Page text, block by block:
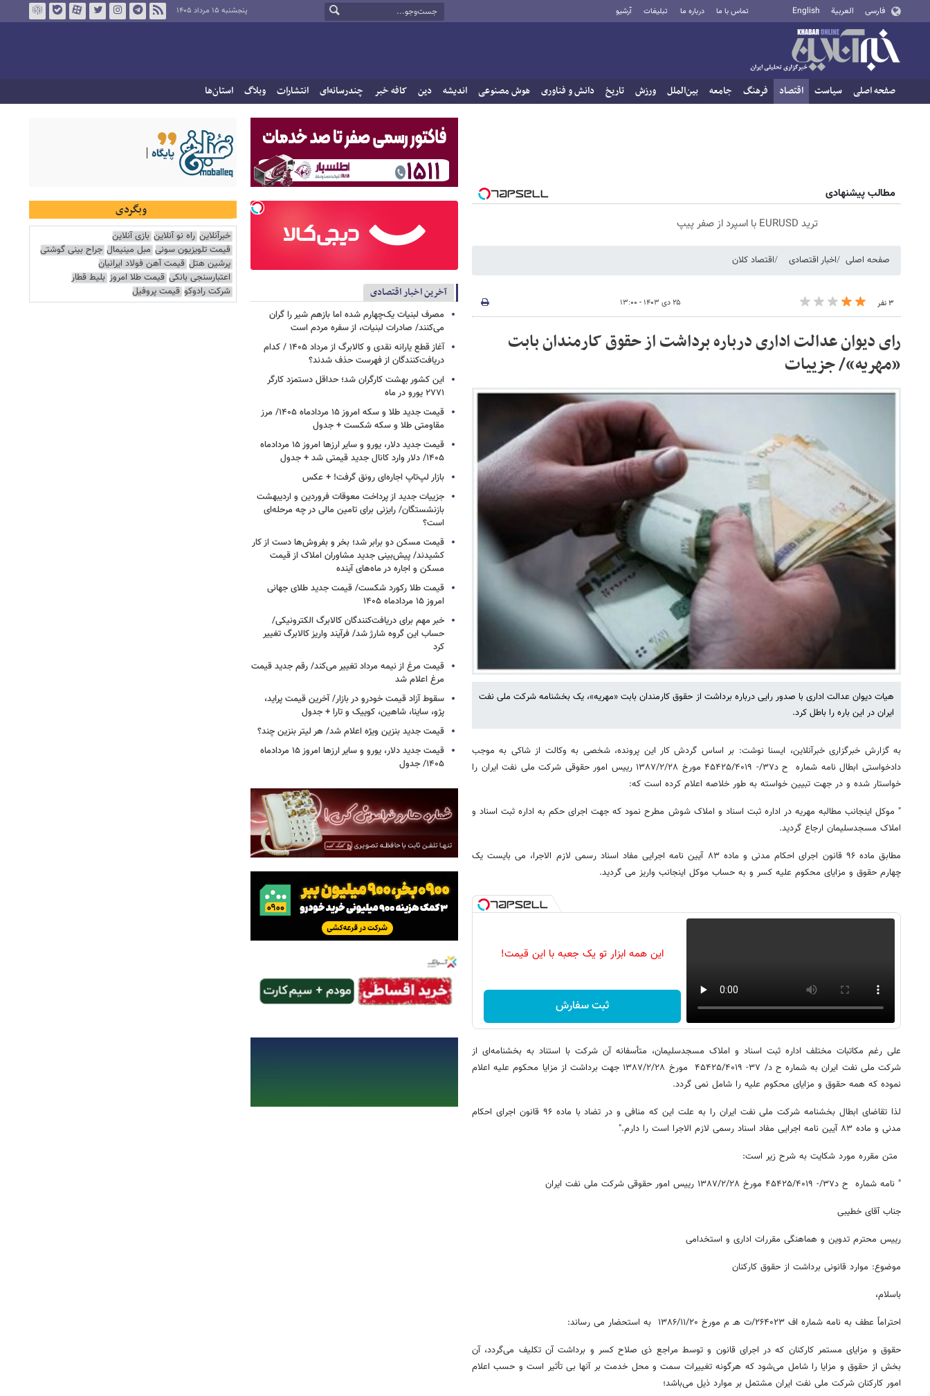
فارسی العربية English تماس با ما درباره ما تبلیغات آرشیو پنجشنبه ۱۵ مرداد ۱۴۰۵
صفحه اصلی سیاست اقتصاد فرهنگ جامعه بین‌الملل ورزش تاریخ دانش و فناوری هوش مصنوعی اندیشه دین کافه خبر چندرسانه‌ای انتشارات وبلاگ استان‌ها
مطالب پیشنهادی
ترید EURUSD با اسپرد از صفر پیپ
صفحه اصلی اخبار اقتصادی اقتصاد کلان
۳ نفر ۲۵ دی ۱۴۰۳ - ۱۳:۰۰
رای دیوان عدالت اداری درباره برداشت از حقوق کارمندان بابت
«مهریه»/ جزییات
هیات دیوان عدالت اداری با صدور رایی درباره برداشت از حقوق کارمندان بابت «مهریه»، یک بخشنامه شرکت ملی نفت
ایران در این باره را باطل کرد.
به گزارش خبرگزاری خبرآنلاین، ایسنا نوشت: بر اساس گردش کار این پرونده، شخصی به وکالت از شاکی به موجب
دادخواستی ابطال نامه شماره ح د۳۷/- ۴۵۴۲۵/۴۰۱۹ مورخ ۱۳۸۷/۲/۲۸ رییس امور حقوقی شرکت ملی نفت ایران را
خواستار شده و در جهت تبیین خواسته به طور خلاصه اعلام کرده است که:
" موکل اینجانب مطالبه مهریه در اداره ثبت اسناد و املاک شوش مطرح نمود که جهت اجرای حکم به اداره ثبت اسناد و
املاک مسجدسلیمان ارجاع گردید.
مطابق ماده ۹۶ قانون اجرای احکام مدنی و ماده ۸۳ آیین نامه اجرایی مفاد اسناد رسمی لازم الاجرا، می بایست یک
چهارم حقوق و مزایای محکوم علیه کسر و به حساب موکل اینجانب واریز می گردید.
این همه ابزار تو یک جعبه با این قیمت!
ثبت سفارش
علی رغم مکاتبات مختلف اداره ثبت اسناد و املاک مسجدسلیمان، متأسفانه آن شرکت با استناد به بخشنامه‌ای از
شرکت ملی نفت ایران به شماره ح د/ ۳۷- ۴۵۴۲۵/۴۰۱۹ مورخ ۱۳۸۷/۲/۲۸ جهت برداشت از مزایا محکوم علیه اعلام
نموده که همه حقوق و مزایای محکوم علیه را شامل نمی گردد.
لذا تقاضای ابطال بخشنامه شرکت ملی نفت ایران را به علت این که منافی و در تضاد با ماده ۹۶ قانون اجرای احکام
مدنی و ماده ۸۳ آیین نامه اجرایی مفاد اسناد رسمی لازم الاجرا است را دارم."
متن مقرره مورد شکایت به شرح زیر است:
" نامه شماره ح د۳۷/- ۴۵۴۲۵/۴۰۱۹ مورخ ۱۳۸۷/۲/۲۸ رییس امور حقوقی شرکت ملی نفت ایران
جناب آقای خطیبی
رییس محترم تدوین و هماهنگی مقررات اداری و استخدامی
موضوع: موارد قانونی برداشت از حقوق کارکنان
باسلام،
احتراماً عطف به نامه شماره اف ۲۶۴۰۲۳/ت هـ م مورخ ۱۳۸۶/۱۱/۲۰ به استحضار می رساند:
حقوق و مزایای مستمر کارکنان که در اجرای قانون و توسط مراجع ذی صلاح کسر و برداشت آن تکلیف می‌گردد، آن
بخش از حقوق و مزایا را شامل می‌شود که هرگونه تغییرات سمت و محل خدمت بر آنها بی تأثیر است و حسب اعلام
امور کارکنان شرکت ملی نفت ایران مشتمل بر موارد ذیل می‌باشد؛
آخرین اخبار اقتصادی
مصرف لبنیات یک‌چهارم شده اما بازهم شیر را گران
می‌کنند/ صادرات لبنیات، از سفره مردم است
آغاز قطع یارانه نقدی و کالابرگ از مرداد ۱۴۰۵ / کدام
دریافت‌کنندگان از فهرست حذف شدند؟
این کشور بهشت کارگران شد؛ حداقل دستمزد کارگر
۲۷۷۱ یورو در ماه
قیمت جدید طلا و سکه امروز ۱۵ مردادماه ۱۴۰۵/ مرز
مقاومتی طلا و سکه شکست + جدول
قیمت جدید دلار، یورو و سایر ارزها امروز ۱۵ مردادماه
۱۴۰۵/ دلار وارد کانال جدید قیمتی شد + جدول
بازار لپ‌تاپ اجاره‌ای رونق گرفت! + عکس
جزییات جدید از پرداخت معوقات فروردین و اردیبهشت
بازنشستگان/ رایزنی برای تامین مالی در چه مرحله‌ای
است؟
قیمت مسکن دو برابر شد؛ بخر و بفروش‌ها دست از کار
کشیدند/ پیش‌بینی جدید مشاوران املاک از قیمت
مسکن و اجاره‌ در ماه‌های آینده
قیمت طلا رکورد شکست/ قیمت جدید طلای جهانی
امروز ۱۵ مردادماه ۱۴۰۵
خبر مهم برای دریافت‌کنندگان کالابرگ الکترونیکی/
حساب این گروه شارژ شد/ فرآیند واریز کالابرگ تغییر
کرد
قیمت مرغ از نیمه مرداد تغییر می‌کند/ رقم جدید قیمت
مرغ اعلام شد
سقوط آزاد قیمت خودرو در بازار/ آخرین قیمت پراید،
پژو، ساینا، شاهین، کوییک و تارا + جدول
قیمت جدید بنزین ویژه اعلام شد/ هر لیتر بنزین چند؟
قیمت جدید دلار، یورو و سایر ارزها امروز ۱۵ مردادماه
۱۴۰۵/ جدول
وبگردی
خبرآنلاین راه نو آنلاین بازی آنلاین
قیمت تلویزیون سونی مبل مینیمال جراح بینی گوشتی
پرشین هتل قیمت آهن فولاد ایرانیان
اعتبارسنجی بانکی قیمت طلا امروز بلیط قطار
شرکت رادوکو قیمت پروفیل